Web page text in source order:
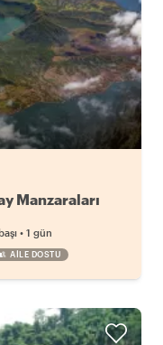
Manzaraları
• 1 gün
AILE DOSTU